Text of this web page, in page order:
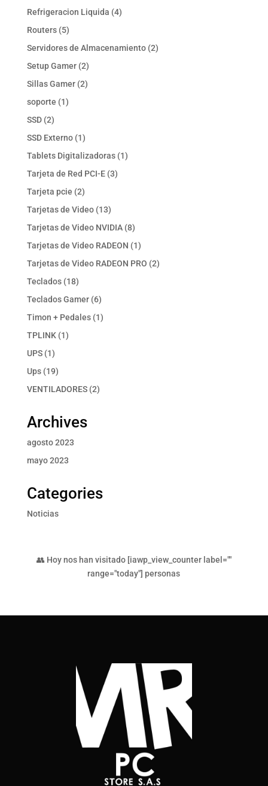
productos
Refrigeracion Liquida 44
Routers 55
productos
Servidores de Almacenamiento 22
Setup Gamer 22
productos
Sillas Gamer 22
soporte 11
SSD 22
productos
SSD Externo 11
producto
Tablets Digitalizadoras 11
Tarjeta de Red PCI-E 33
Tarjeta pcie 22
productos
Tarjetas de Video 1313
productos
Tarjetas de Video NVIDIA 88
productos
Tarjetas de Video RADEON 11
producto
Tarjetas de Video RADEON PRO 22
Teclados 1818
productos
Teclados Gamer 66
productos
Timon + Pedales 11
TPLINK 11
UPS 11
producto
Ups 1919
productos
VENTILADORES 22
Archives
agosto 2023
mayo 2023
Categories
Noticias
👥 Hoy nos han visitado [iawp_view_counter label=""
range="today"] personas